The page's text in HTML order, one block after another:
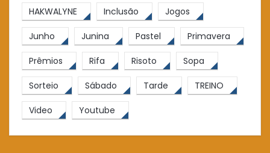
HAKWALYNE Inclusão Jogos
Junho Junina Pastel Primavera
Prêmios Rifa Risoto Sopa
Sorteio Sábado Tarde TREINO
Video Youtube